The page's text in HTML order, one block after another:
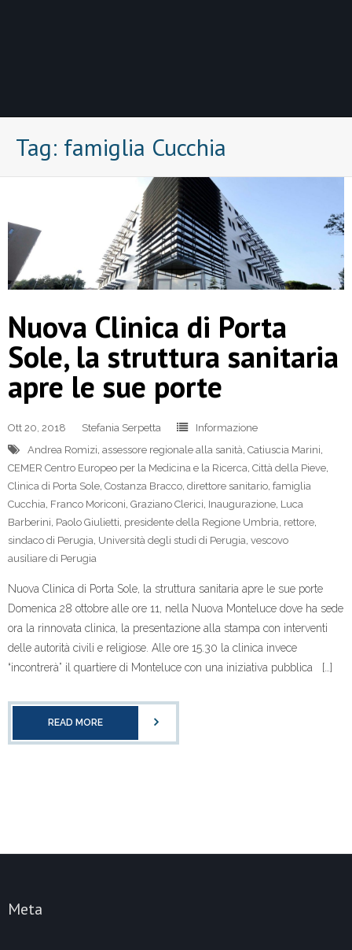
Tag: famiglia Cucchia
Nuova Clinica di Porta
Sole, la struttura sanitaria
apre le sue porte
Ott 20, 2018 Stefania Serpetta
Informazione
Andrea Romizi assessore regionale alla sanità Catiuscia Marini
CEMER Centro Europeo per la Medicina e la Ricerca Città della Pieve
Clinica di Porta Sole Costanza Bracco direttore sanitario famiglia
Cucchia Franco Moriconi Graziano Clerici Inaugurazione Luca
Barberini Paolo Giulietti presidente della Regione Umbria rettore
sindaco di Perugia Università degli studi di Perugia vescovo
ausiliare di Perugia
Nuova Clinica di Porta Sole, la struttura sanitaria apre le sue porte
Domenica 28 ottobre alle ore 11, nella Nuova Monteluce dove ha sede
ora la rinnovata clinica, la presentazione alla stampa con interventi
delle autorità civili e religiose. Alle ore 15.30 la clinica invece
“incontrerà” il quartiere di Monteluce con una iniziativa pubblica […]
READ MORE
Meta